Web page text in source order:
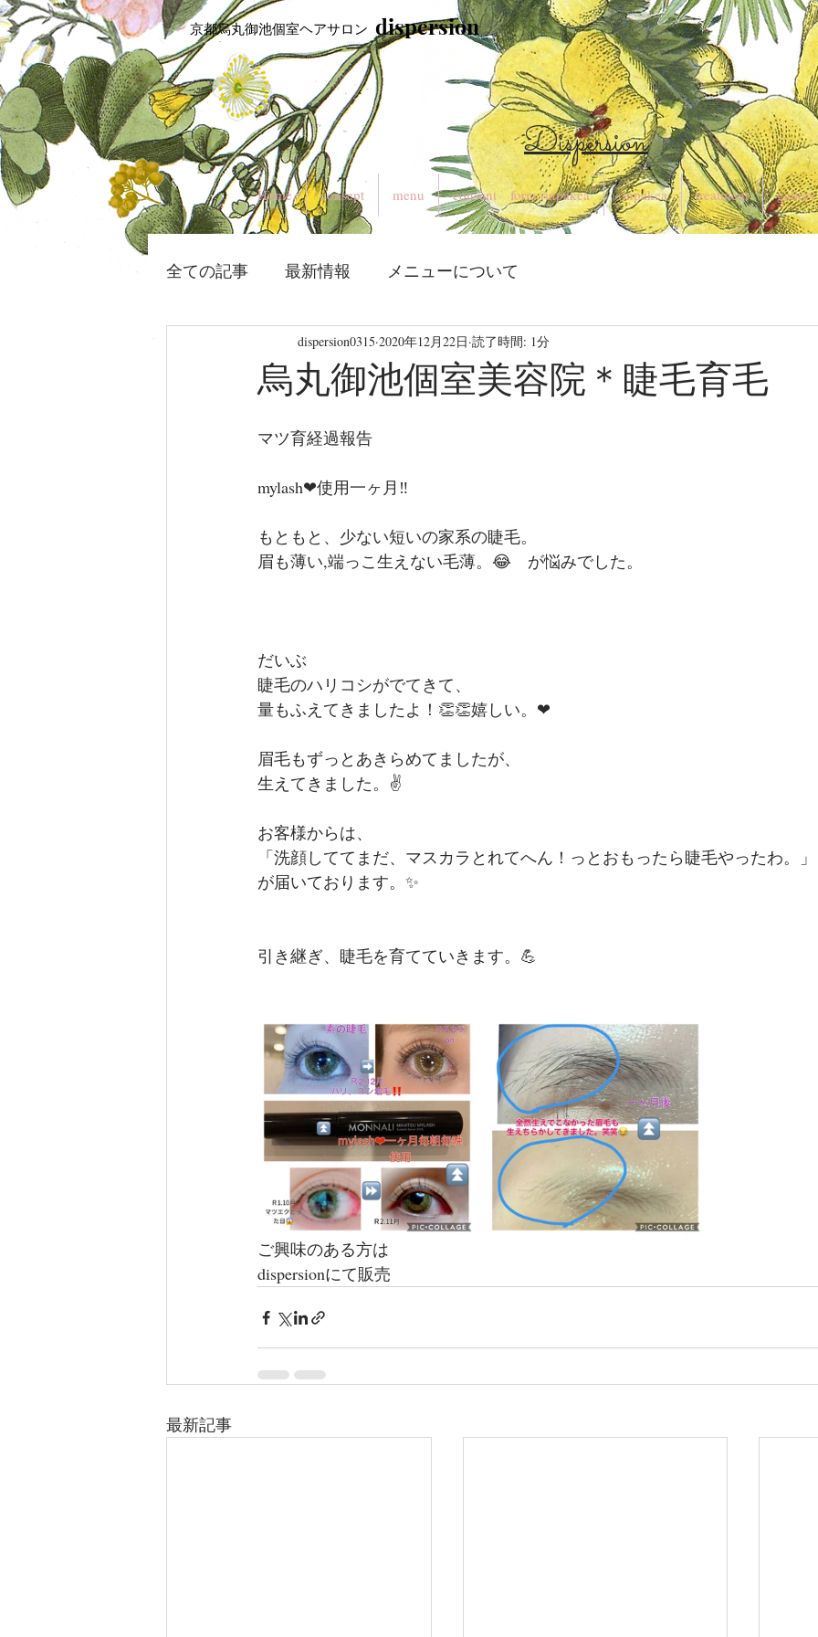
​ 京都烏丸御池個室ヘアサロン ​dispersion
Dispersion
Home consept menu consent form rinpakea rinpakea treatment gallery
全ての記事 最新情報 メニューについて
烏丸御池個室美容院＊睫毛育毛
dispersion0315 2020年12月22日 読了時間: 1分
マツ育経過報告
mylash❤︎使用一ヶ月‼️
もともと、少ない短いの家系の睫毛。
眉も薄い,端っこ生えない毛薄。😂　が悩みでした。
だいぶ
睫毛のハリコシがでてきて、
量もふえてきましたよ！👏👏嬉しい。❤︎
眉毛もずっとあきらめてましたが、
生えてきました。✌️
お客様からは、
「洗顔しててまだ、マスカラとれてへん！っとおもったら睫毛やったわ。
が届いております。✨
引き継ぎ、睫毛を育てていきます。💪
ご興味のある方は
dispersionにて販売
最新記事